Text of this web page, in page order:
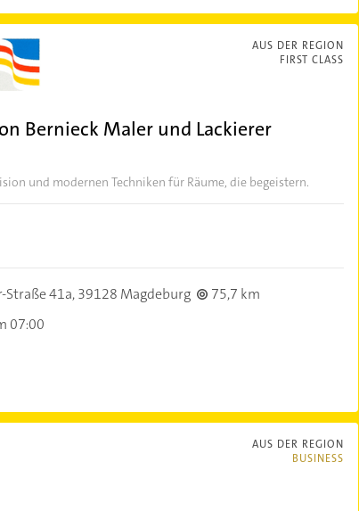
AUS DER REGION
FIRST CLASS
Bernieck Maler und Lackierer
und modernen Techniken für Räume, die begeistern.
Straße 41a,39128 Magdeburg
75,7 km
07:00
AUS DER REGION
BUSINESS